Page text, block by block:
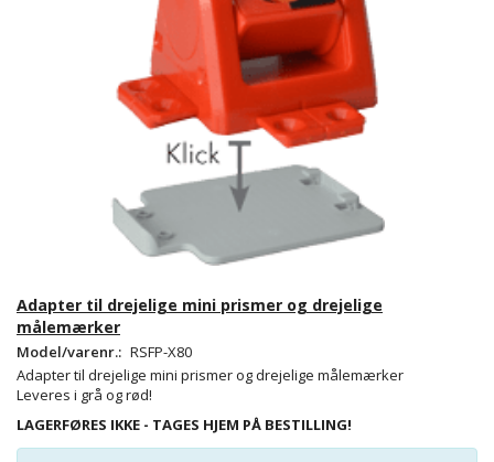
Adapter til drejelige mini prismer og drejelige
målemærker
Model/varenr.: RSFP-X80
Adapter til drejelige mini prismer og drejelige målemærker
Leveres i grå og rød!
LAGERFØRES IKKE - TAGES HJEM PÅ BESTILLING!